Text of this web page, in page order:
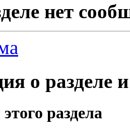
нет
о разделе
раздела